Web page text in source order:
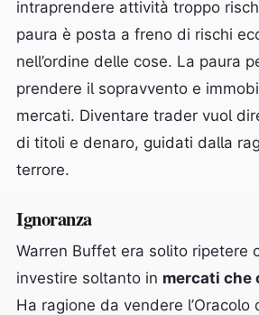
intraprendere attività troppo
paura è posta a freno di rischi
nell’ordine delle cose. La paura
prendere il sopravvento e
mercati. Diventare trader vuol
di titoli e denaro, guidati dalla
terrore.
Ignoranza
Warren Buffet era solito ripetere
investire soltanto in mercati che
Ha ragione da vendere l’Oracolo